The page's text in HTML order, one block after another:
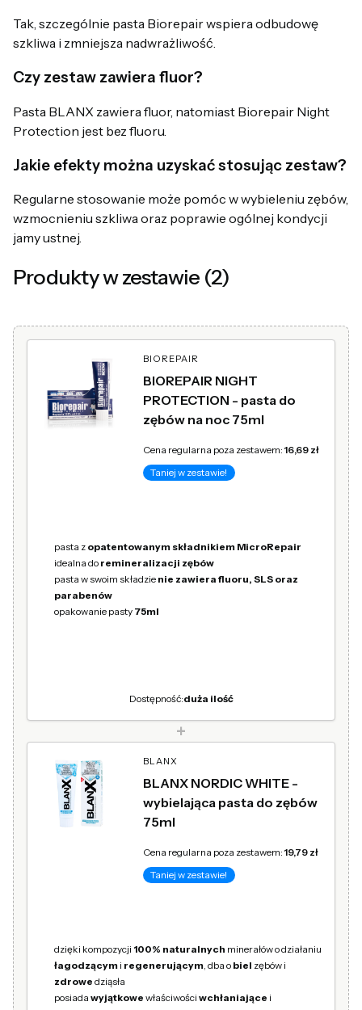
Tak, szczególnie pasta Biorepair wspiera odbudowę
szkliwa i zmniejsza nadwrażliwość.
Czy zestaw zawiera fluor?
Pasta BLANX zawiera fluor, natomiast Biorepair Night
Protection jest bez fluoru.
Jakie efekty można uzyskać stosując zestaw?
Regularne stosowanie może pomóc w wybieleniu zębów,
wzmocnieniu szkliwa oraz poprawie ogólnej kondycji
jamy ustnej.
Produkty w zestawie (2)
BIOREPAIR
BIOREPAIR NIGHT
PROTECTION - pasta do
zębów na noc 75ml
Cena regularna poza zestawem:16,69 zł
Taniej w zestawie!
pasta z opatentowanym składnikiem MicroRepair
idealna do remineralizacji zębów
pasta w swoim składzie nie zawiera fluoru, SLS oraz
parabenów
opakowanie pasty 75ml
Dostępność:duża ilość
+
BLANX
BLANX NORDIC WHITE -
wybielająca pasta do zębów
75ml
Cena regularna poza zestawem:19,79 zł
Taniej w zestawie!
dzięki kompozycji 100% naturalnych minerałów o działaniu
łagodzącym i regenerującym, dba o biel zębów i
zdrowe dziąsła
posiada wyjątkowe właściwości wchłaniające i